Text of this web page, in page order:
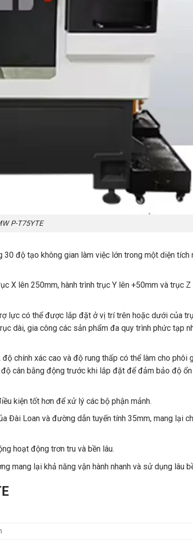
P-T75YTE
độ tạo không gian làm việc lớn trong một diện tích
X lên 250mm, hành trình trục Y lên +50mm và trục Z
lực có thể được lắp đặt ở vị trí trên hoặc dưới của
dài, gia công các sản phẩm đa quy trình phức tạp
chính xác cao và độ rung thấp có thể làm cho phôi
cân bằng động trước khi lắp đặt để đảm bảo độ
kiện tốt hơn để xử lý các bộ phận mảnh.
Đài Loan và đường dẫn tuyến tính 35mm, mang lại
hoạt động trơn tru và bền lâu.
mang lại khả năng vận hành nhanh và sử dụng lâu